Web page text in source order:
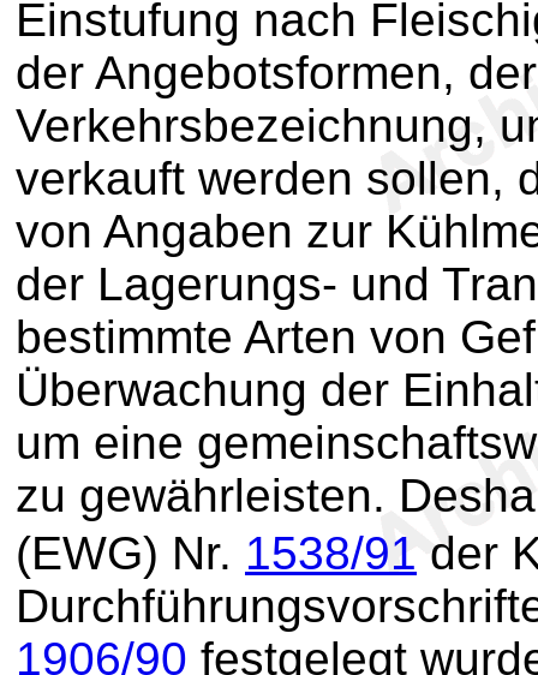
Einstufung nach
der Angebotsformen,
Verkehrsbezeichnung,
verkauft werden sollen,
von Angaben zur
der Lagerungs- und
bestimmte Arten von
Überwachung der
um eine
zu gewährleisten.
(EWG) Nr. 1538/91 der
1906/90 festgelegt